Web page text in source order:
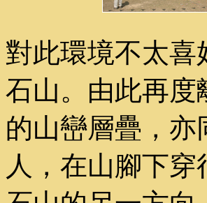
對此環境不太
石山。由此再度
的山巒層疊，
人，在山腳下